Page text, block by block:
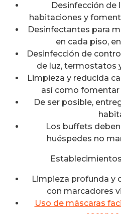
Desinfección de
habitaciones y
Desinfectantes para
en cada piso,
Desinfección de
de luz, termostatos
Limpieza y reducida
así como fomentar
De ser posible,
Los buffets
huéspedes no
Limpieza profunda y
con marcadores
Uso de máscaras